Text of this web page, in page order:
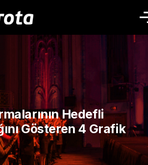
Hedefli
Gösteren 4 Grafik